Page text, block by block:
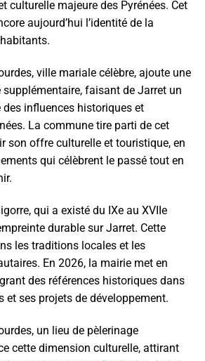
culturelle majeure des Pyrénées. Cet
aujourd’hui l’identité de la
ville mariale célèbre, ajoute une
faisant de Jarret un
influences historiques et
La commune tire parti de cet
son offre culturelle et touristique, en
qui célèbrent le passé tout en
qui a existé du IXe au XVIIe
durable sur Jarret. Cette
les traditions locales et les
En 2026, la mairie met en
des références historiques dans
ses projets de développement.
un lieu de pèlerinage
cette dimension culturelle, attirant